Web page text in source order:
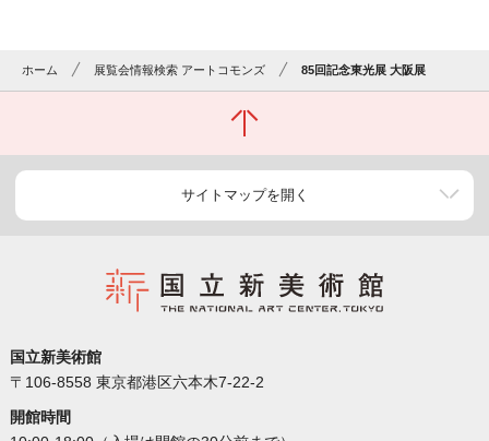
ホーム 展覧会情報検索 アートコモンズ 85回記念東光展 大阪展
サイトマップを開く
国立新美術館
〒106-8558 東京都港区六本木7-22-2
開館時間